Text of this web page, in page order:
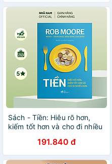
Sách - Tiền: Hiêu rõ hơn,
kiếm tốt hơn và cho đi nhiều
191.840 đ